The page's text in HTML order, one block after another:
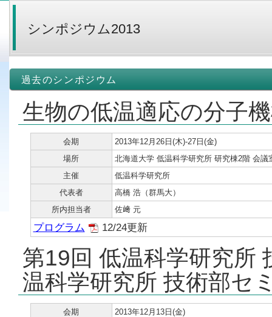
シンポジウム2013
過去のシンポジウム
生物の低温適応の分子
会期
2013年12月26日(木)-27日(金)
場所
北海道大学 低温科学研究所 研究棟2階 会議
主催
低温科学研究所
代表者
高橋 浩（群馬大）
所内担当者
佐﨑 元
プログラム 12/24更新
第19回 低温科学研究所
温科学研究所 技術部セ
会期
2013年12月13日(金)